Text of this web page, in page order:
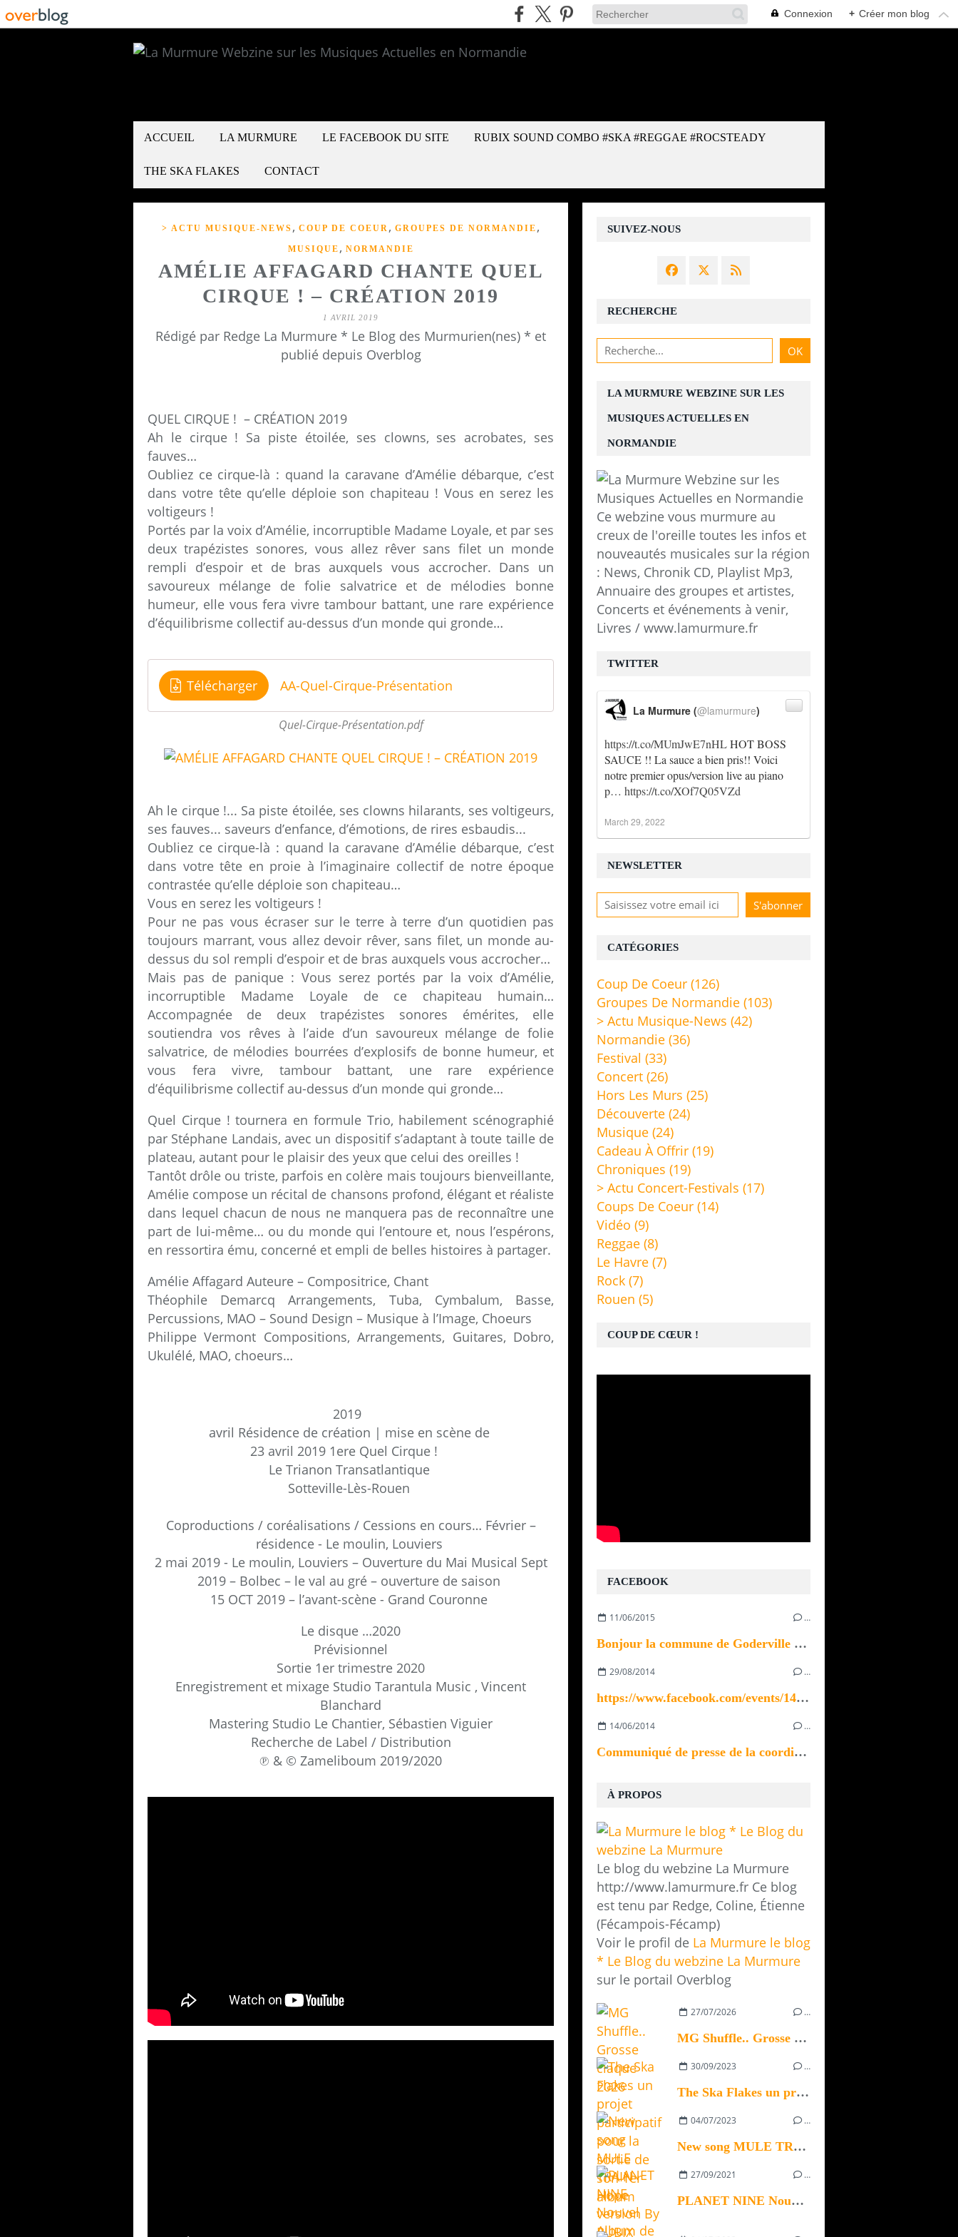
Connexion + Créer mon blog
ACCUEIL LA MURMURE LE FACEBOOK DU SITE RUBIX SOUND COMBO #SKA #REGGAE #ROCSTEADY
THE SKA FLAKES CONTACT
> ACTU MUSIQUE-NEWS , COUP DE COEUR , GROUPES DE NORMANDIE ,
MUSIQUE , NORMANDIE
AMÉLIE AFFAGARD CHANTE QUEL
CIRQUE ! – CRÉATION 2019
1 AVRIL 2019
Rédigé par Redge La Murmure * Le Blog des Murmurien(nes) * et
publié depuis Overblog
QUEL CIRQUE ! – CRÉATION 2019
Ah le cirque ! Sa piste étoilée, ses clowns, ses acrobates, ses
fauves…
Oubliez ce cirque-là : quand la caravane d’Amélie débarque, c’est
dans votre tête qu’elle déploie son chapiteau ! Vous en serez les
voltigeurs !
Portés par la voix d’Amélie, incorruptible Madame Loyale, et par ses
deux trapézistes sonores, vous allez rêver sans filet un monde
rempli d’espoir et de bras auxquels vous accrocher. Dans un
savoureux mélange de folie salvatrice et de mélodies bonne
humeur, elle vous fera vivre tambour battant, une rare expérience
d’équilibrisme collectif au-dessus d’un monde qui gronde…
Télécharger AA-Quel-Cirque-Présentation
Quel-Cirque-Présentation.pdf
Ah le cirque !... Sa piste étoilée, ses clowns hilarants, ses voltigeurs,
ses fauves... saveurs d’enfance, d’émotions, de rires esbaudis...
Oubliez ce cirque-là : quand la caravane d’Amélie débarque, c’est
dans votre tête en proie à l’imaginaire collectif de notre époque
contrastée qu’elle déploie son chapiteau…
Vous en serez les voltigeurs !
Pour ne pas vous écraser sur le terre à terre d’un quotidien pas
toujours marrant, vous allez devoir rêver, sans filet, un monde au-
dessus du sol rempli d’espoir et de bras auxquels vous accrocher…
Mais pas de panique : Vous serez portés par la voix d’Amélie,
incorruptible Madame Loyale de ce chapiteau humain…
Accompagnée de deux trapézistes sonores émérites, elle
soutiendra vos rêves à l’aide d’un savoureux mélange de folie
salvatrice, de mélodies bourrées d’explosifs de bonne humeur, et
vous fera vivre, tambour battant, une rare expérience
d’équilibrisme collectif au-dessus d’un monde qui gronde…
Quel Cirque ! tournera en formule Trio, habilement scénographié
par Stéphane Landais, avec un dispositif s’adaptant à toute taille de
plateau, autant pour le plaisir des yeux que celui des oreilles !
Tantôt drôle ou triste, parfois en colère mais toujours bienveillante,
Amélie compose un récital de chansons profond, élégant et réaliste
dans lequel chacun de nous ne manquera pas de reconnaître une
part de lui-même… ou du monde qui l’entoure et, nous l’espérons,
en ressortira ému, concerné et empli de belles histoires à partager.
Amélie Affagard Auteure – Compositrice, Chant
Théophile Demarcq Arrangements, Tuba, Cymbalum, Basse,
Percussions, MAO – Sound Design – Musique à l’Image, Choeurs
Philippe Vermont Compositions, Arrangements, Guitares, Dobro,
Ukulélé, MAO, choeurs…
2019
avril Résidence de création | mise en scène de
23 avril 2019 1ere Quel Cirque !
Le Trianon Transatlantique
Sotteville-Lès-Rouen
Coproductions / coréalisations / Cessions en cours… Février –
résidence - Le moulin, Louviers
2 mai 2019 - Le moulin, Louviers – Ouverture du Mai Musical Sept
2019 – Bolbec – le val au gré – ouverture de saison
15 OCT 2019 – l’avant-scène - Grand Couronne
Le disque …2020
Prévisionnel
Sortie 1er trimestre 2020
Enregistrement et mixage Studio Tarantula Music , Vincent
Blanchard
Mastering Studio Le Chantier, Sébastien Viguier
Recherche de Label / Distribution
℗ & © Zameliboum 2019/2020
NEWSLETTER
SUIVEZ-NOUS
RECHERCHE
LA MURMURE WEBZINE SUR LES
MUSIQUES ACTUELLES EN
NORMANDIE
Ce webzine vous murmure au
creux de l'oreille toutes les infos et
nouveautés musicales sur la région
: News, Chronik CD, Playlist Mp3,
Annuaire des groupes et artistes,
Concerts et événements à venir,
Livres / www.lamurmure.fr
À PROPOS
Le blog du webzine La Murmure
http://www.lamurmure.fr Ce blog
est tenu par Redge, Coline, Étienne
(Fécampois-Fécamp)
Voir le profil de La Murmure le blog
* Le Blog du webzine La Murmure
sur le portail Overblog
27/07/2026 …
MG Shuffle.. Grosse claque 2026
30/09/2023 …
The Ska Flakes un projet participatif pour la sortie de son 1er album
04/07/2023 …
New song MULE TRAIN Hope version By RUBIX SOUND
27/09/2021 …
PLANET NINE Nouvel Album de Battan L'Otto
TWITTER
https://t.co/MUmJwE7nHLHOT BOSS
SAUCE !! La sauce a bien pris!! Voici
notre premier opus/version live au piano
p… https://t.co/XOf7Q05VZd
La Murmure (@lamurmure)
March 29, 2022
FACEBOOK
11/06/2015 …
Bonjour la commune de Goderville recherche un ou...
29/08/2014 …
https://www.facebook.com/events/1433923370196535/
14/06/2014 …
Communiqué de presse de la coordination des...
CATÉGORIES
Coup De Coeur (126)
Groupes De Normandie (103)
> Actu Musique-News (42)
Normandie (36)
Festival (33)
Concert (26)
Hors Les Murs (25)
Découverte (24)
Musique (24)
Cadeau À Offrir (19)
Chroniques (19)
> Actu Concert-Festivals (17)
Coups De Coeur (14)
Vidéo (9)
Reggae (8)
Le Havre (7)
Rock (7)
Rouen (5)
COUP DE CŒUR !